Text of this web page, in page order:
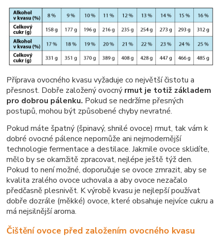
Příprava ovocného kvasu vyžaduje co největší čistotu a
přesnost. Dobře založený ovocný rmut je totiž základem
pro dobrou pálenku. Pokud se nedržíme přesných
postupů, mohou být způsobené chyby nevratné.
Pokud máte špatný (špinavý, shnilé ovoce) rmut, tak vám k
dobré ovocné pálence nepomůže ani nejmodernější
technologie fermentace a destilace. Jakmile ovoce sklidíte,
mělo by se okamžitě zpracovat, nejlépe ještě týž den.
Pokud to není možné, doporučuje se ovoce zmrazit, aby se
kvalita zralého ovoce uchovala a aby ovoce nezačalo
předčasně plesnivět. K výrobě kvasu je nejlepší používat
dobře dozrále (měkké) ovoce, které obsahuje nejvíce cukru a
má nejsilnější aroma.
Čištění ovoce před založením ovocného kvasu